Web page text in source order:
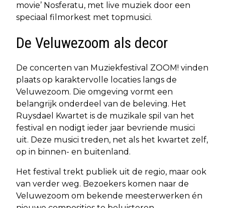
movie’ Nosferatu, met live muziek door een
speciaal filmorkest met topmusici.
De Veluwezoom als decor
De concerten van Muziekfestival ZOOM! vinden
plaats op karaktervolle locaties langs de
Veluwezoom. Die omgeving vormt een
belangrijk onderdeel van de beleving. Het
Ruysdael Kwartet is de muzikale spil van het
festival en nodigt ieder jaar bevriende musici
uit. Deze musici treden, net als het kwartet zelf,
op in binnen- en buitenland.
Het festival trekt publiek uit de regio, maar ook
van verder weg. Bezoekers komen naar de
Veluwezoom om bekende meesterwerken én